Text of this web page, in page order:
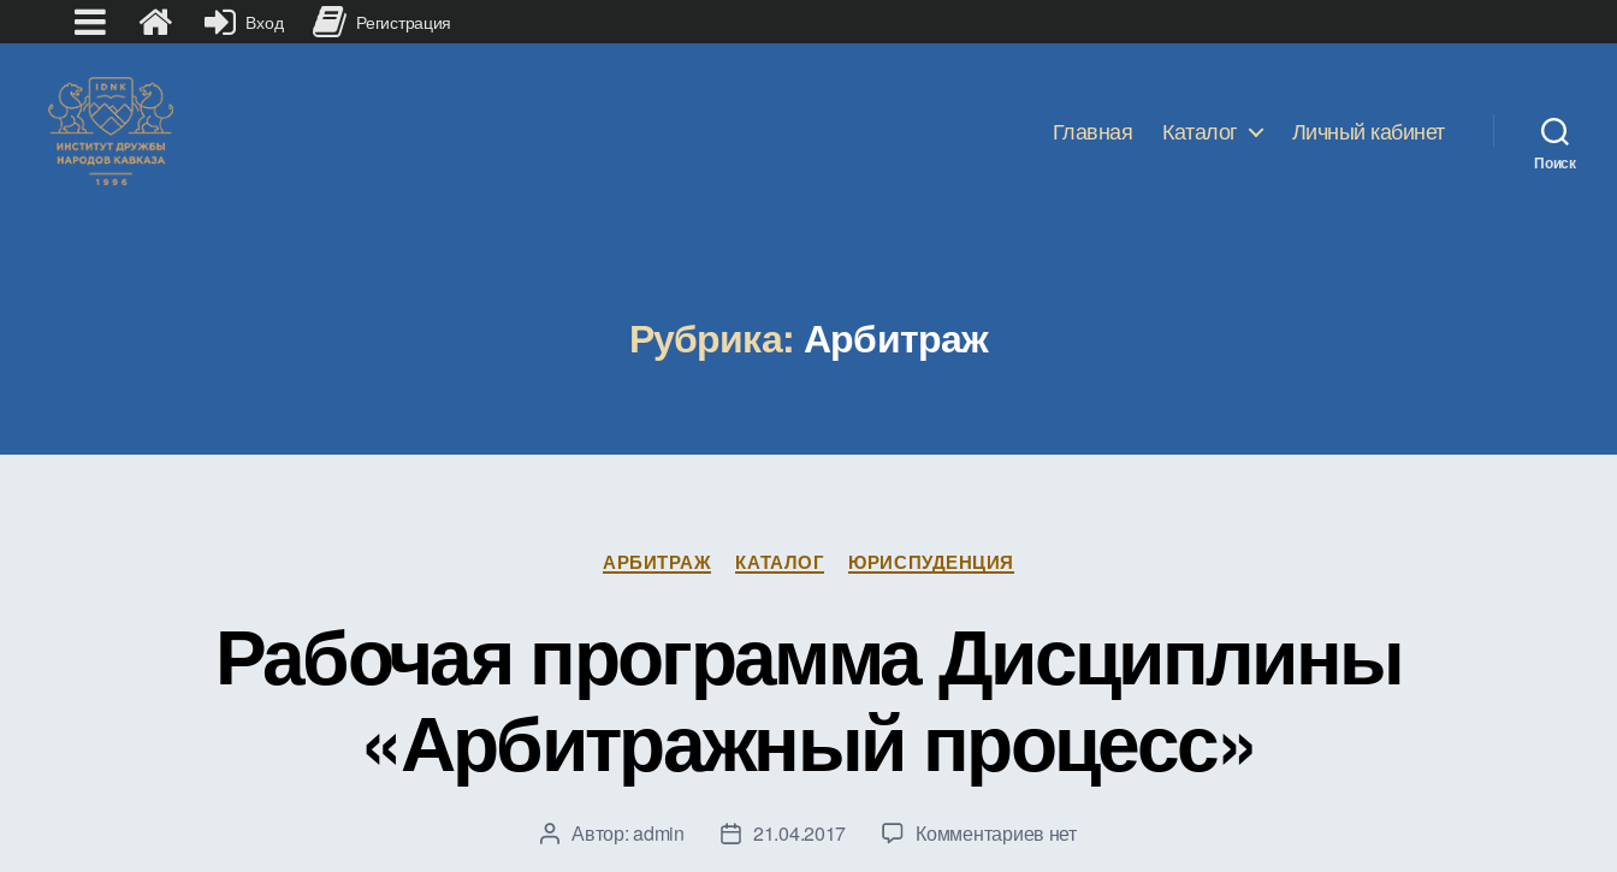
Главная Каталог Личный кабинет
Поиск
Рубрика: Арбитраж
Рубрики
АРБИТРАЖ КАТАЛОГ ЮРИСПУДЕНЦИЯ
Рабочая программа Дисциплины
«Арбитражный процесс»
Автор
Автор:admin
Дата21.04.2017 Комментариевкнет
Вход Регистрация